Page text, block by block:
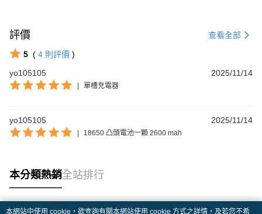
評價 查看全部
5 ( 4 則評價 )
yo105105
2025/11/14
單槽充電器
yo105105 2025/11/14
18650 凸頭電池一顆 2600 mah
本分類熱銷全站排行
本網站中使用 cookie，欲查詢有關本網站使用 cookie 方式之詳情，及若您不希